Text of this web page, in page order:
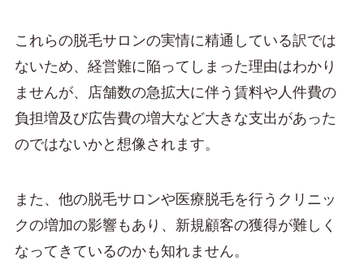
これらの脱毛サロンの実情に精通している訳では
ないため、経営難に陥ってしまった理由はわかり
ませんが、店舗数の急拡大に伴う賃料や人件費の
負担増及び広告費の増大など大きな支出があった
のではないかと想像されます。
また、他の脱毛サロンや医療脱毛を行うクリニッ
クの増加の影響もあり、新規顧客の獲得が難しく
なってきているのかも知れません。